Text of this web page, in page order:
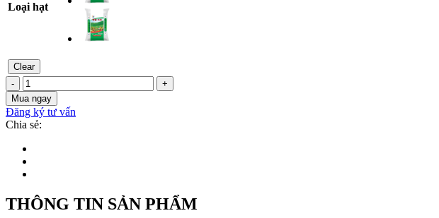
Loại hạt
Clear
-
TNPV
NPK
22-
5-
5+5S+0,2B
quantity
+
Mua ngay
Đăng ký tư vấn
Chia sẻ:
THÔNG TIN SẢN PHẨM